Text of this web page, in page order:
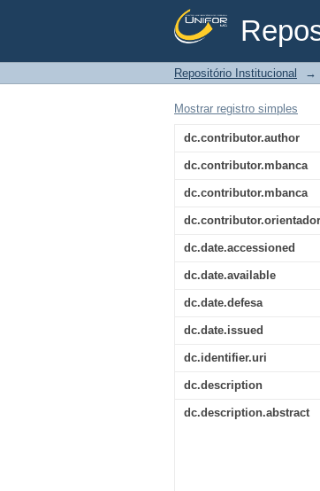
A
recém-
Repositório Institucional →
Mostrar registro simples
dc.contributor.author
dc.contributor.mbanca
dc.contributor.mbanca
dc.contributor.orientador
dc.date.accessioned
dc.date.available
dc.date.defesa
dc.date.issued
dc.identifier.uri
dc.description
dc.description.abstract